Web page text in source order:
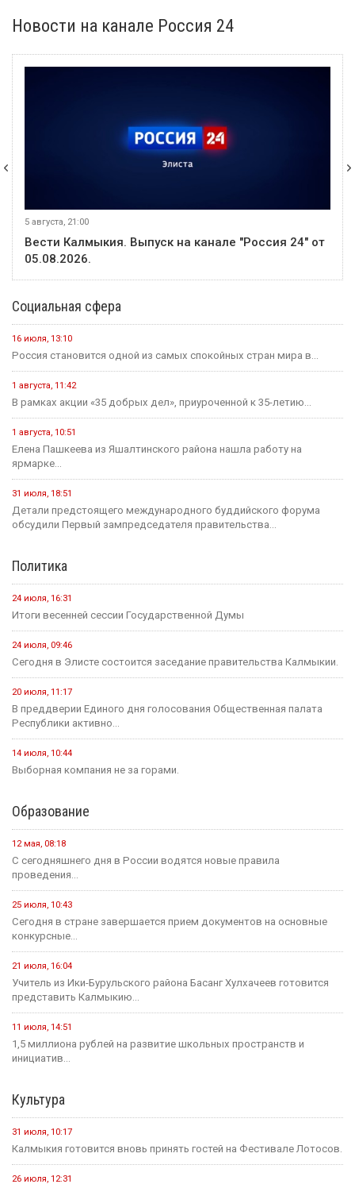
Новости на канале Россия 24
5 августа, 21:00
Вести Калмыкия. Выпуск на канале "Россия 24" от
05.08.2026.
Социальная сфера
16 июля, 13:10
Россия становится одной из самых спокойных стран мира в...
1 августа, 11:42
В рамках акции «35 добрых дел», приуроченной к 35-летию...
1 августа, 10:51
Елена Пашкеева из Яшалтинского района нашла работу на
ярмарке...
31 июля, 18:51
Детали предстоящего международного буддийского форума
обсудили Первый зампредседателя правительства...
Политика
24 июля, 16:31
Итоги весенней сессии Государственной Думы
24 июля, 09:46
Сегодня в Элисте состоится заседание правительства Калмыкии.
20 июля, 11:17
В преддверии Единого дня голосования Общественная палата
Республики активно...
14 июля, 10:44
Выборная компания не за горами.
Образование
12 мая, 08:18
С сегодняшнего дня в России водятся новые правила
проведения...
25 июля, 10:43
Сегодня в стране завершается прием документов на основные
конкурсные...
21 июля, 16:04
Учитель из Ики-Бурульского района Басанг Хулхачеев готовится
представить Калмыкию...
11 июля, 14:51
1,5 миллиона рублей на развитие школьных пространств и
инициатив...
Культура
31 июля, 10:17
Калмыкия готовится вновь принять гостей на Фестивале Лотосов.
26 июля, 12:31